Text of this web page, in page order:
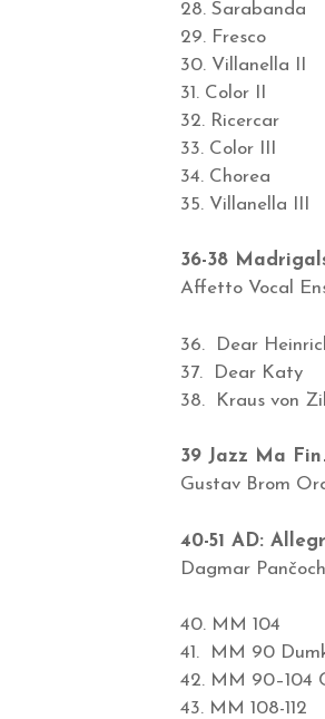
28. Sarabanda
29. Fresco
30. Villanella II
31. Color II
32. Ricercar
33. Color III
34. Chorea
35. Villanella III
36-38
Affetto Vocal
36. Dear
37. Dear Katy
38. Kraus von
39 Jazz Ma
Gustav Brom
40-51 AD:
Dagmar
40. MM 104
41. MM 90
42. MM 90–104
43. MM 108-112